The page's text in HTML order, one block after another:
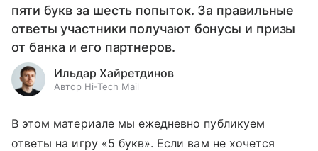
пяти букв за шесть попыток. За правильные
ответы участники получают бонусы и призы
от банка и его партнеров.
Ильдар Хайретдинов
Автор Hi-Tech Mail
В этом материале мы ежедневно публикуем
ответы на игру «5 букв». Если вам не хочется